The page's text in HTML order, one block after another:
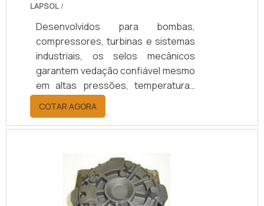
LAPSOL /
Desenvolvidos para bombas,
compressores, turbinas e sistemas
industriais, os selos mecânicos
garantem vedação confiável mesmo
em altas pressões, temperaturas
elevadas e fluidos agressivos.
Oferecem redução de vazamentos,
maior durabilidade e eficiência
custo de manutenção e maior
segurança. Com 25 anos de
experiência, suporte técnico
especializado, certificação ISO 9001
COTAR AGORA